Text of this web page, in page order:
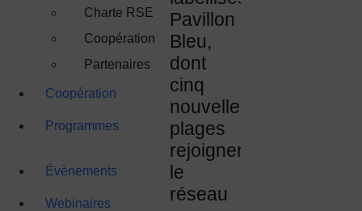
Charte RSE
Coopération
Partenaires
Coopération
Programmes
Évènements
Webinaires
Pavillon
Bleu,
dont
cinq
nouvelles
plages
rejoignent
le
réseau